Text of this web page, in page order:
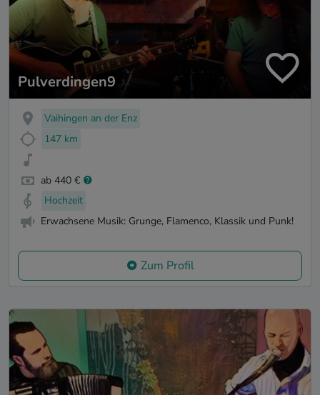
Pulverdingen9
Vaihingen an der Enz
147 km
ab 440 €
Hochzeit
Erwachsene Musik: Grunge, Flamenco, Klassik und Punk!
Zum Profil